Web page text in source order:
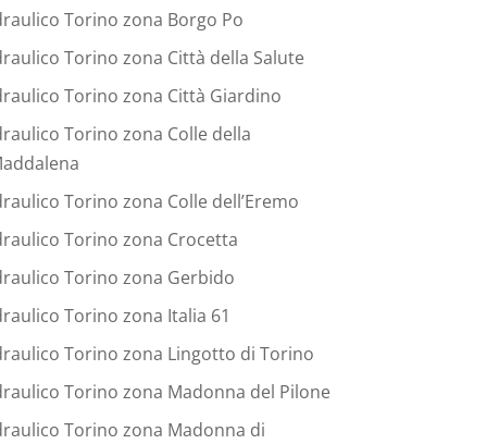
Torino zona Borgo Po
Torino zona Città della Salute
Torino zona Città Giardino
Torino zona Colle della
Torino zona Colle dell’Eremo
Torino zona Crocetta
Torino zona Gerbido
Torino zona Italia 61
Torino zona Lingotto di Torino
Torino zona Madonna del Pilone
Torino zona Madonna di